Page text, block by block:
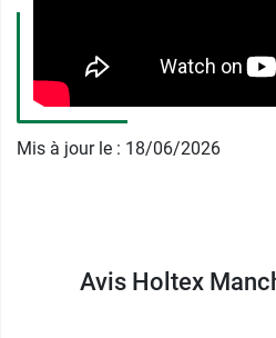
indispensablesciseaux
acier inoxydable.
Caractéristiques :
Mis à jour le : 18/06/2026
Avis Holtex